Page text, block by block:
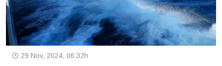
29 Nov, 2024. 06:32h